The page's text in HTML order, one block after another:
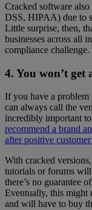
Cracked software
DSS, HIPAA) due to
Little surprise, then,
businesses across all
compliance challenge.
4. You won’t get
If you have a
can always call the
incredibly important
recommend a brand
after positive
With cracked
tutorials or forums
there’s no guarantee
Eventually, this might
and will have to buy